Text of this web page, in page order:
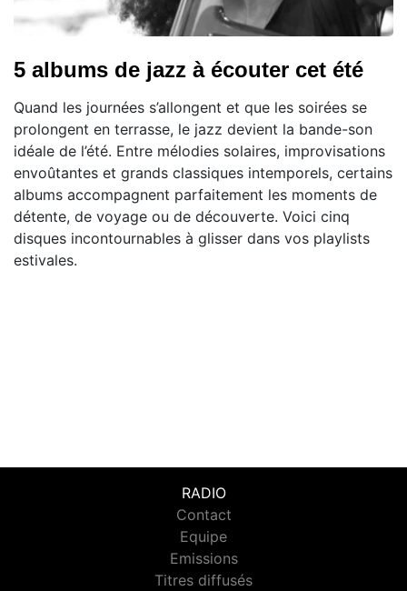
5 albums de jazz à écouter cet été
Quand les journées s’allongent et que les soirées se
prolongent en terrasse, le jazz devient la bande-son
idéale de l’été. Entre mélodies solaires, improvisations
envoûtantes et grands classiques intemporels, certains
albums accompagnent parfaitement les moments de
détente, de voyage ou de découverte. Voici cinq
disques incontournables à glisser dans vos playlists
estivales.
RADIO
Contact
Equipe
Emissions
Titres diffusés